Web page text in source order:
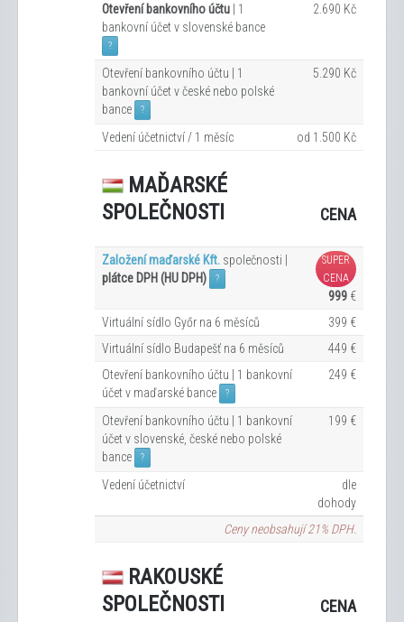
Otevření bankovního účtu | 1
bankovní účet v slovenské bance
?
2.690 Kč
Otevření bankovního účtu | 1
bankovní účet v české nebo polské
bance
?
5.290 Kč
Vedení účetnictví / 1 měsíc od 1.500 Kč
MAĎARSKÉ
SPOLEČNOSTI
CENA
Založení maďarské Kft. společnosti |
plátce DPH (HU DPH)
?
SUPER
CENA
999 €
Virtuální sídlo Győr na 6 měsíců
399 €
Virtuální sídlo Budapešť na 6 měsíců
449 €
Otevření bankovního účtu | 1 bankovní
účet v maďarské bance
?
249 €
Otevření bankovního účtu | 1 bankovní
účet v slovenské, české nebo polské
bance
?
199 €
Vedení účetnictví
dle
dohody
Ceny neobsahují 21% DPH.
RAKOUSKÉ
SPOLEČNOSTI
CENA